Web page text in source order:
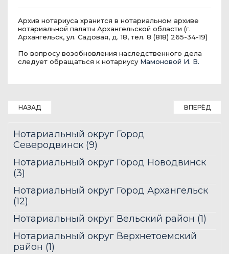
Архив нотариуса хранится в нотариальном архиве
нотариальной палаты Архангельской области (г.
Архангельск, ул. Садовая, д. 18, тел. 8 (818) 265-34-19)
По вопросу возобновления наследственного дела
следует обращаться к нотариусу Мамоновой И. В.
НАЗАД ВПЕРЁД
Нотариальный округ Город
Северодвинск (9)
Нотариальный округ Город Новодвинск
(3)
Нотариальный округ Город Архангельск
(12)
Нотариальный округ Вельский район (1)
Нотариальный округ Верхнетоемский
район (1)